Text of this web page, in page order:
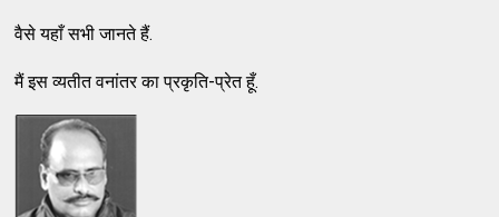
वैसे यहाँ सभी जानते हैं.
मैं इस व्यतीत वनांतर का प्रकृति-प्रेत हूँ.